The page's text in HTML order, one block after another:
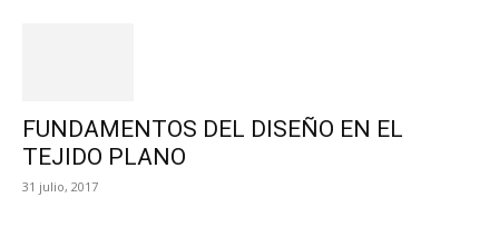
FUNDAMENTOS DEL DISEÑO EN EL
TEJIDO PLANO
31 julio, 2017